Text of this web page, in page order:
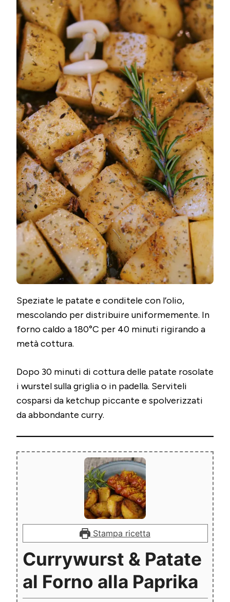
Speziate le patate e conditele con l’olio,
mescolando per distribuire uniformemente. In
forno caldo a 180°C per 40 minuti rigirando a
metà cottura.
Dopo 30 minuti di cottura delle patate rosolate
i wurstel sulla griglia o in padella. Serviteli
cosparsi da ketchup piccante e spolverizzati
da abbondante curry.
Stampa ricetta
Currywurst & Patate
al Forno alla Paprika